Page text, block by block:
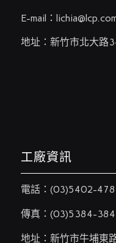
E-mail：
地址：新竹市北大路
工廠資訊
電話： (03)5402-478
傳真：(03)5384-384
地址：新竹市牛埔東